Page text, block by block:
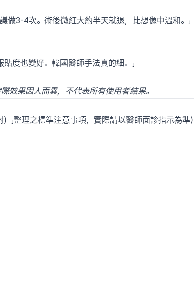
做3-4次。術後微紅大約半天就退，比想像中溫和。」
度也變好。韓國醫師手法真的細。」
效果因人而異，不代表所有使用者結果。
」整理之標準注意事項，實際請以醫師面診指示為準）